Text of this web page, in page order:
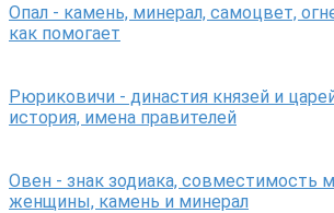
Опал - камень, минерал, самоцвет,
как помогает
Рюриковичи - династия князей и
история, имена правителей
Овен - знак зодиака, совместимость
женщины, камень и минерал